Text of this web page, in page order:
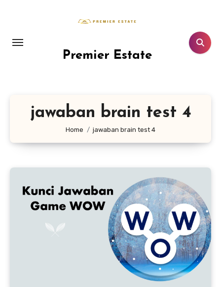
Premier Estate
jawaban brain test 4
Home jawaban brain test 4